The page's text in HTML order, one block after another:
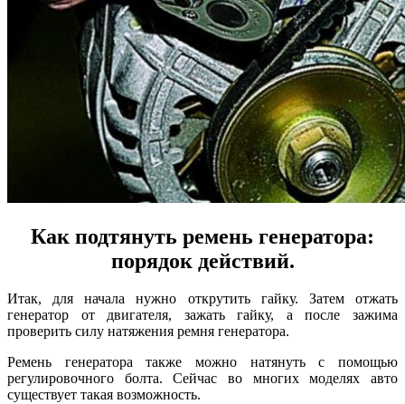
Как подтянуть ремень генератора:
порядок действий.
Итак, для начала нужно открутить гайку. Затем отжать
генератор от двигателя, зажать гайку, а после зажима
проверить силу натяжения ремня генератора.
Ремень генератора также можно натянуть с помощью
регулировочного болта. Сейчас во многих моделях авто
существует такая возможность.